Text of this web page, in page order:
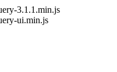
3.1.1.min.js
ui.min.js